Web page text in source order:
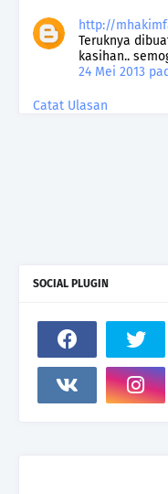
http://
Teruknya
kasihan..
24 Mei 2013
Catat Ulasan
SOCIAL PLUGIN